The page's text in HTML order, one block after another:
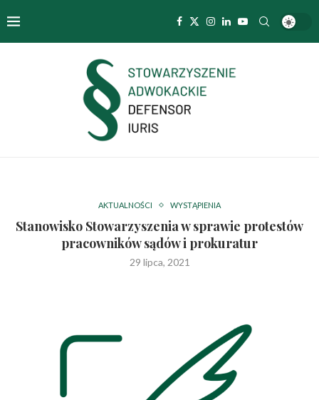
AKTUALNOŚCI WYSTĄPIENIA
Stanowisko Stowarzyszenia w sprawie protestów
pracowników sądów i prokuratur
29 lipca, 2021